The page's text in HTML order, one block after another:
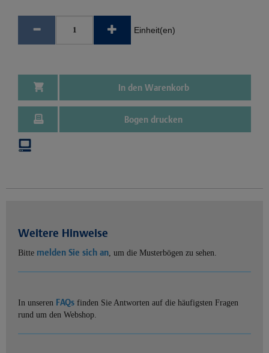
Einheit(en)
In den Warenkorb
Bogen drucken
Weitere Hinweise
Bitte melden Sie sich an, um die Musterbögen zu sehen.
In unseren FAQs finden Sie Antworten auf die häufigsten Fragen
rund um den Webshop.